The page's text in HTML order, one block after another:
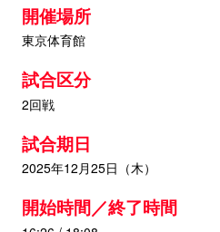
開催場所
東京体育館
試合区分
2回戦
試合期日
2025年12月25日（木）
開始時間／終了時間